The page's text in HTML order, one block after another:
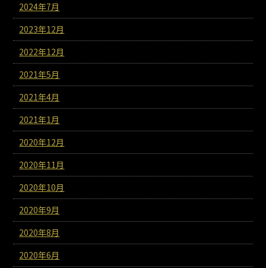
2024年7月
2023年12月
2022年12月
2021年5月
2021年4月
2021年1月
2020年12月
2020年11月
2020年10月
2020年9月
2020年8月
2020年6月